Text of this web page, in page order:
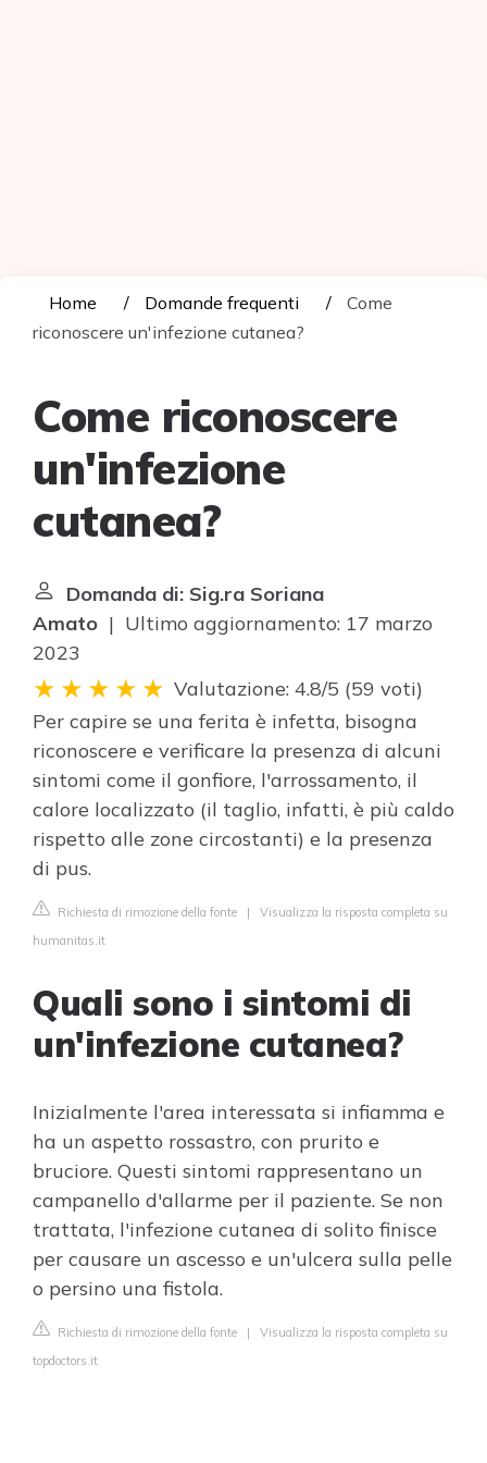
Home Domande frequenti
Come
riconoscere un'infezione cutanea?
Come riconoscere
un'infezione
cutanea?
Domanda di: Sig.ra Soriana
Amato | Ultimo aggiornamento: 17 marzo
2023
Valutazione: 4.8/5 (59 voti)
Per capire se una ferita è infetta, bisogna
riconoscere e verificare la presenza di alcuni
sintomi come il gonfiore, l'arrossamento, il
calore localizzato (il taglio, infatti, è più caldo
rispetto alle zone circostanti) e la presenza
di pus.
Richiesta di rimozione della fonte | Visualizza la risposta completa su
humanitas.it
Quali sono i sintomi di
un'infezione cutanea?
Inizialmente l'area interessata si infiamma e
ha un aspetto rossastro, con prurito e
bruciore. Questi sintomi rappresentano un
campanello d'allarme per il paziente. Se non
trattata, l'infezione cutanea di solito finisce
per causare un ascesso e un'ulcera sulla pelle
o persino una fistola.
Richiesta di rimozione della fonte | Visualizza la risposta completa su
topdoctors.it